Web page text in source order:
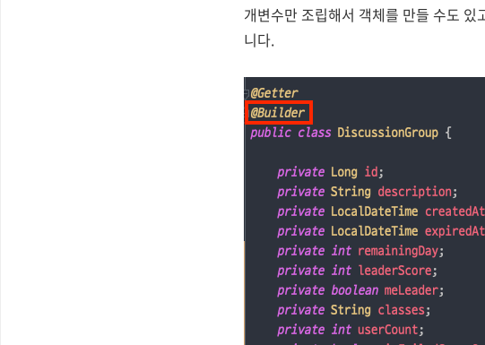
개변수만 조립해서 객체를 만들 수도
니다.